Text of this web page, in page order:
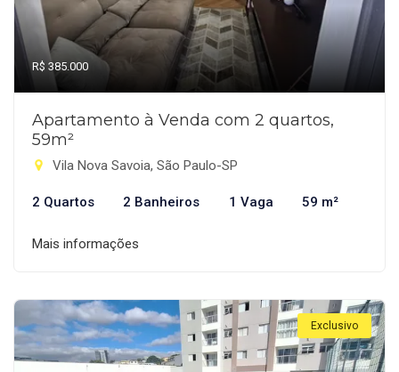
R$ 385.000
Apartamento à Venda com 2 quartos,
59m²
Vila Nova Savoia, São Paulo-SP
2 Quartos 2 Banheiros 1 Vaga 59 m²
Mais informações
Exclusivo